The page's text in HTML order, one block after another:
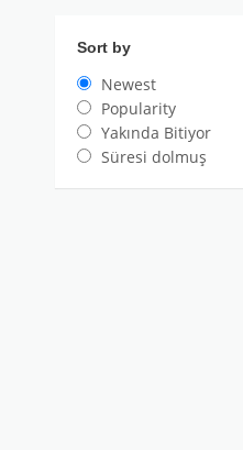
Sort by
Newest
Popularity
Yakında Bitiyor
Süresi dolmuş